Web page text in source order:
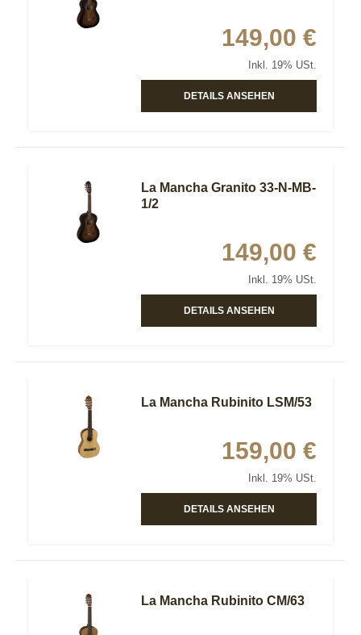
149,00 €
Inkl. 19% USt.
DETAILS ANSEHEN
La Mancha Granito 33-N-MB-
1/2
149,00 €
Inkl. 19% USt.
DETAILS ANSEHEN
La Mancha Rubinito LSM/53
159,00 €
Inkl. 19% USt.
DETAILS ANSEHEN
La Mancha Rubinito CM/63